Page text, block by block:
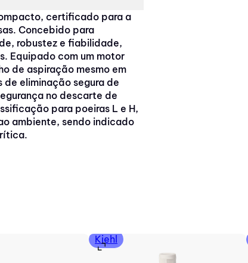
certificado para a
Concebido para
robustez e fiabilidade,
Equipado com um motor
de aspiração mesmo em
de eliminação segura de
no descarte de
para poeiras L e H,
ambiente, sendo indicado
Kiehl